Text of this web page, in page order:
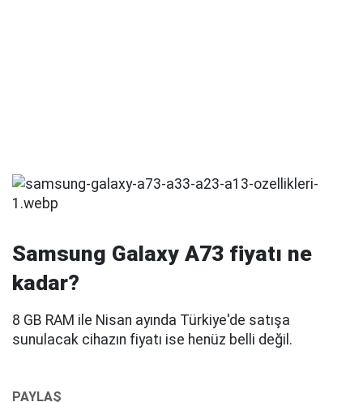
Samsung Galaxy A73 fiyatı ne
kadar?
8 GB RAM ile Nisan ayında Türkiye'de satışa
sunulacak cihazın fiyatı ise henüz belli değil.